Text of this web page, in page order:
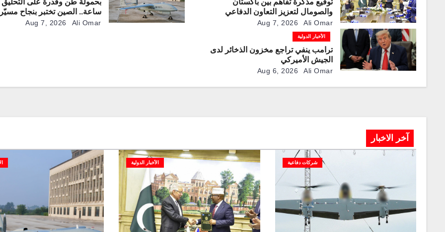
توقيع مذكرة تفاهم بين باكستان
والصومال لتعزيز التعاون الدفاعي
Aug 7, 2026 Ali Omar
ساعة.. الصين تختبر بنجاح
“TP200”
Aug 7, 2026 Ali Omar
الأخبار الدولية
ترامب ينفي تراجع مخزون الذخائر لدى
الجيش الأميركي
Aug 6, 2026 Ali Omar
آخر الاخبار
شركات دفاعية الأخبار الدولية